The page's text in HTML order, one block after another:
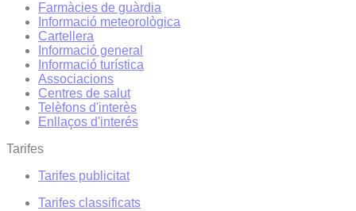
Farmàcies de guàrdia
Informació meteorològica
Cartellera
Informació general
Informació turística
Associacions
Centres de salut
Telèfons d'interès
Enllaços d'interés
Tarifes
Tarifes publicitat
Tarifes classificats